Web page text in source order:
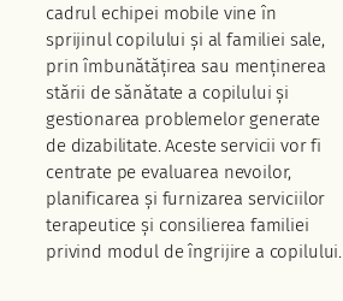
cadrul echipei mobile vine în
sprijinul copilului și al familiei sale,
prin îmbunătățirea sau menținerea
stării de sănătate a copilului și
gestionarea problemelor generate
de dizabilitate. Aceste servicii vor fi
centrate pe evaluarea nevoilor,
planificarea și furnizarea serviciilor
terapeutice și consilierea familiei
privind modul de îngrijire a copilului.